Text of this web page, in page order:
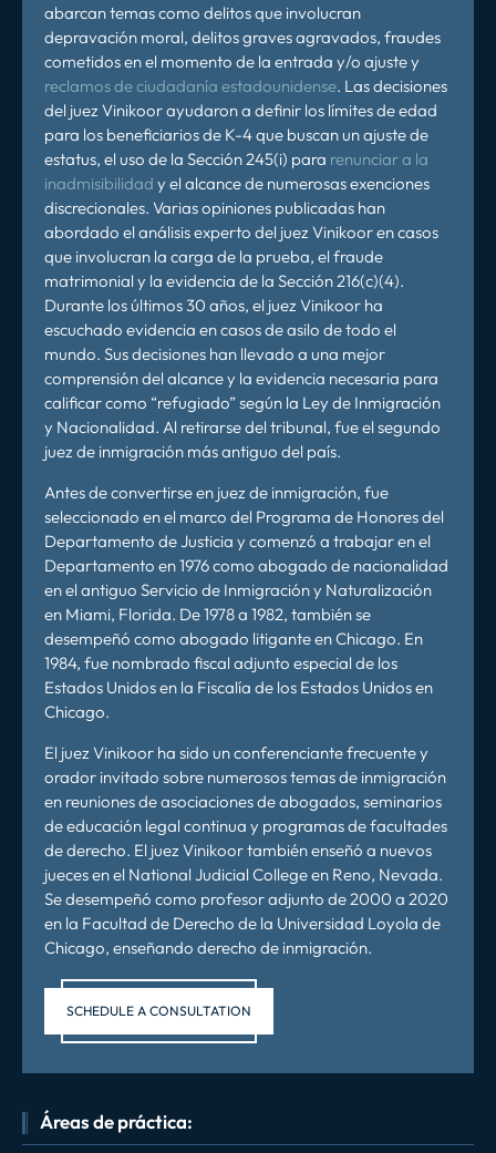
abarcan temas como delitos que involucran
depravación moral, delitos graves agravados, fraudes
cometidos en el momento de la entrada y/o ajuste y
reclamos de ciudadanía estadounidense. Las decisiones
del juez Vinikoor ayudaron a definir los límites de edad
para los beneficiarios de K-4 que buscan un ajuste de
estatus, el uso de la Sección 245(i) para renunciar a la
inadmisibilidad y el alcance de numerosas exenciones
discrecionales. Varias opiniones publicadas han
abordado el análisis experto del juez Vinikoor en casos
que involucran la carga de la prueba, el fraude
matrimonial y la evidencia de la Sección 216(c)(4).
Durante los últimos 30 años, el juez Vinikoor ha
escuchado evidencia en casos de asilo de todo el
mundo. Sus decisiones han llevado a una mejor
comprensión del alcance y la evidencia necesaria para
calificar como “refugiado” según la Ley de Inmigración
y Nacionalidad. Al retirarse del tribunal, fue el segundo
juez de inmigración más antiguo del país.
Antes de convertirse en juez de inmigración, fue
seleccionado en el marco del Programa de Honores del
Departamento de Justicia y comenzó a trabajar en el
Departamento en 1976 como abogado de nacionalidad
en el antiguo Servicio de Inmigración y Naturalización
en Miami, Florida. De 1978 a 1982, también se
desempeñó como abogado litigante en Chicago. En
1984, fue nombrado fiscal adjunto especial de los
Estados Unidos en la Fiscalía de los Estados Unidos en
Chicago.
El juez Vinikoor ha sido un conferenciante frecuente y
orador invitado sobre numerosos temas de inmigración
en reuniones de asociaciones de abogados, seminarios
de educación legal continua y programas de facultades
de derecho. El juez Vinikoor también enseñó a nuevos
jueces en el National Judicial College en Reno, Nevada.
Se desempeñó como profesor adjunto de 2000 a 2020
en la Facultad de Derecho de la Universidad Loyola de
Chicago, enseñando derecho de inmigración.
SCHEDULE A CONSULTATION
Áreas de práctica: